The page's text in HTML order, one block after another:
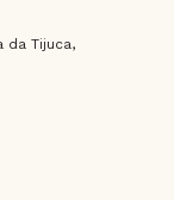
da Tijuca,